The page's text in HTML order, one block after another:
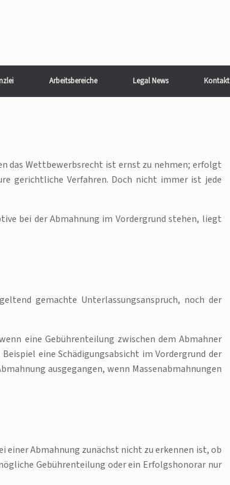
Arbeitsbereiche Legal News Kontakt
das Wettbewerbsrecht ist ernst zu nehmen; erfolgt
gerichtliche Verfahren. Doch nicht immer ist jede
bei der Abmahnung im Vordergrund stehen, liegt
gemachte Unterlassungsanspruch, noch der
eine Gebührenteilung zwischen dem Abmahner
eine Schädigungsabsicht im Vordergrund der
ausgegangen, wenn Massenabmahnungen
einer Abmahnung zunächst nicht zu erkennen ist, ob
Gebührenteilung oder ein Erfolgshonorar nur